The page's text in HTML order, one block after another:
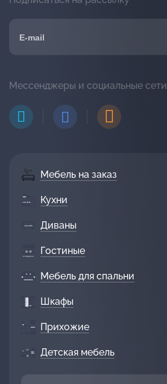
Мебель на заказ
Кухни
Диваны
Гостиные
Мебель для спальни
Шкафы
Прихожие
Детская мебель
Мессенджеры и социальные сети